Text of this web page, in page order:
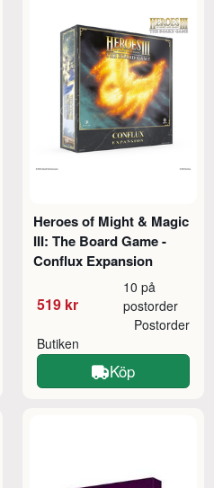
Heroes of Might & Magic
III: The Board Game -
Conflux Expansion
519 kr
10 på
postorder
Butiken
Postorder
Köp